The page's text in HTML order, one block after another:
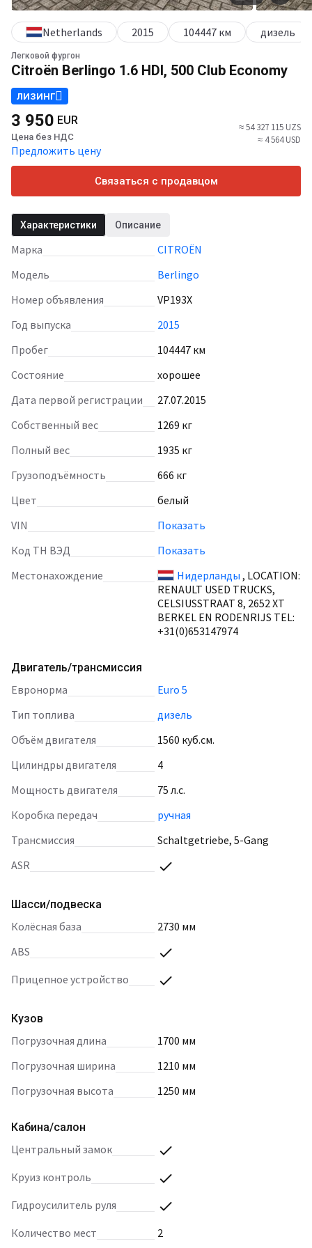
Легковой фургон
Citroën Berlingo 1.6 HDI, 500 Club Economy
Netherlands 2015 104447 км дизель
ЛИЗИНГ
3 950 EUR
Цена без НДС
Предложить цену
≈ 54 327 115 UZS
≈ 4 564 USD
Связаться с продавцом
Характеристики Описание
Марка
CITROËN
Модель
Berlingo
Номер объявления
VP193X
Год выпуска
2015
Пробег
104447 км
Состояние
хорошее
Дата первой регистрации
27.07.2015
Собственный вес
1269 кг
Полный вес
1935 кг
Грузоподъёмность
666 кг
Цвет
белый
VIN
Показать
Код ТН ВЭД
Показать
Местонахождение
Нидерланды , LOCATION:
RENAULT USED TRUCKS,
CELSIUSSTRAAT 8, 2652 XT
BERKEL EN RODENRIJS TEL:
+31(0)653147974
Двигатель/трансмиссия
евронорма
Euro 5
тип топлива
дизель
объём двигателя
1560 куб.см.
цилиндры двигателя
4
мощность двигателя
75 л.с.
коробка передач
ручная
трансмиссия
Schaltgetriebe, 5-Gang
ASR
Шасси/подвеска
колёсная база
2730 мм
ABS
прицепное устройство
Кузов
погрузочная длина
1700 мм
погрузочная ширина
1210 мм
погрузочная высота
1250 мм
Кабина/салон
центральный замок
круиз контроль
гидроусилитель руля
количество мест
2